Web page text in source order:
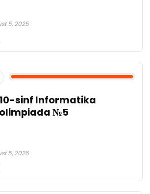
5, 2025
10-sinf Informatika
olimpiada №5
5, 2025